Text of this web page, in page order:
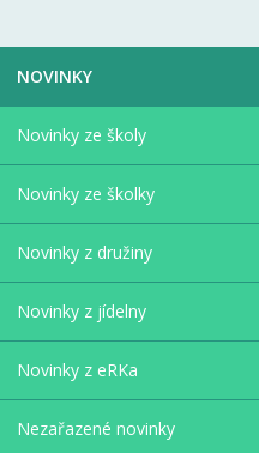
NOVINKY
Novinky ze školy
Novinky ze školky
Novinky z družiny
Novinky z jídelny
Novinky z eRKa
Nezařazené novinky